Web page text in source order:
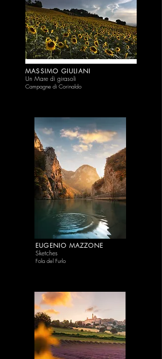
MASSIMO GIULIANI
Un Mare di girasoli
Campagne di Corinaldo
EUGENIO MAZZONE
Sketches
Fola del Furlo